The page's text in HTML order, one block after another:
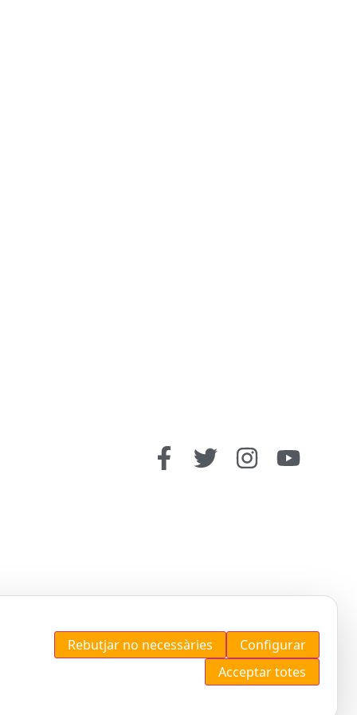
Rebutjar no necessàries
Configurar
Acceptar totes